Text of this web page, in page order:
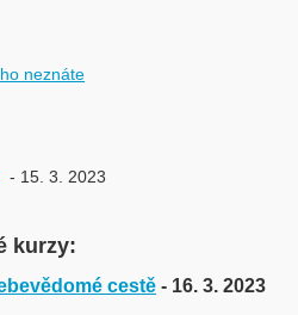
neznáte
- 15. 3. 2023
kurzy:
cestě - 16. 3. 2023